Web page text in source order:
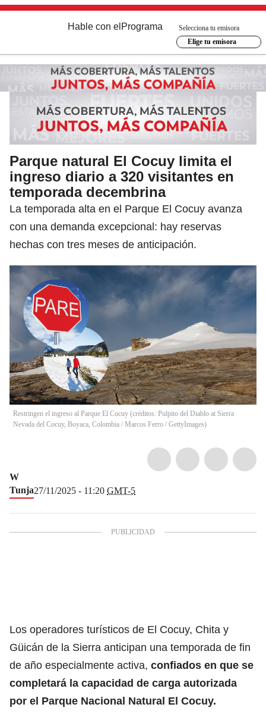
Hable con el Programa
Selecciona tu emisora
Elige tu emisora
Parque natural El Cocuy limita el
ingreso diario a 320 visitantes en
temporada decembrina
La temporada alta en el Parque El Cocuy avanza
con una demanda excepcional: hay reservas
hechas con tres meses de anticipación.
Restringen el ingreso al Parque El Cocuy (créditos: Pulpito del Diablo at Sierra
Nevada del Cocuy, Boyaca, Colombia / Marcos Ferro / GettyImages)
W
Tunja27/11/2025 - 11:20 GMT-5
Los operadores turísticos de El Cocuy, Chita y
Güicán de la Sierra anticipan una temporada de fin
de año especialmente activa, confiados en que se
completará la capacidad de carga autorizada
por el Parque Nacional Natural El Cocuy.